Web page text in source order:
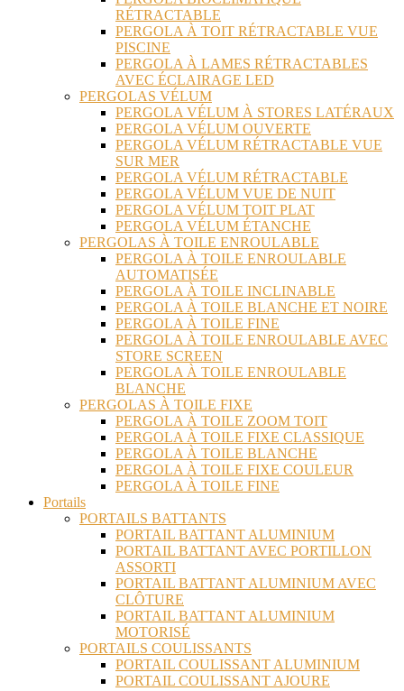
RÉTRACTABLE
PERGOLA À TOIT RÉTRACTABLE VUE
PISCINE
PERGOLA À LAMES RÉTRACTABLES
AVEC ÉCLAIRAGE LED
PERGOLAS VÉLUM
PERGOLA VÉLUM À STORES LATÉRAUX
PERGOLA VÉLUM OUVERTE
PERGOLA VÉLUM RÉTRACTABLE VUE
SUR MER
PERGOLA VÉLUM RÉTRACTABLE
PERGOLA VÉLUM VUE DE NUIT
PERGOLA VÉLUM TOIT PLAT
PERGOLA VÉLUM ÉTANCHE
PERGOLAS À TOILE ENROULABLE
PERGOLA À TOILE ENROULABLE
AUTOMATISÉE
PERGOLA À TOILE INCLINABLE
PERGOLA À TOILE BLANCHE ET NOIRE
PERGOLA À TOILE FINE
PERGOLA À TOILE ENROULABLE AVEC
STORE SCREEN
PERGOLA À TOILE ENROULABLE
BLANCHE
PERGOLAS À TOILE FIXE
PERGOLA À TOILE ZOOM TOIT
PERGOLA À TOILE FIXE CLASSIQUE
PERGOLA À TOILE BLANCHE
PERGOLA À TOILE FIXE COULEUR
PERGOLA À TOILE FINE
Portails
PORTAILS BATTANTS
PORTAIL BATTANT ALUMINIUM
PORTAIL BATTANT AVEC PORTILLON
ASSORTI
PORTAIL BATTANT ALUMINIUM AVEC
CLÔTURE
PORTAIL BATTANT ALUMINIUM
MOTORISÉ
PORTAILS COULISSANTS
PORTAIL COULISSANT ALUMINIUM
PORTAIL COULISSANT AJOURE